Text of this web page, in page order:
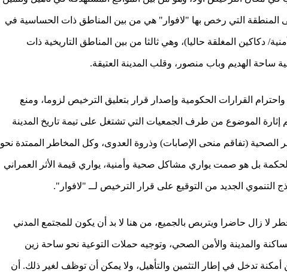
بد من الإشارة ثانيا إلى المنطقة التي رخص بها "لافوار" هي من بين المناطق ذات الحساسية في
دكاكين المغلقة حاليا)، وهي ثالثا من بين المناطق التاريخية ذات
ساحة الهديم وباب منصور، وقلب المدينة العتيقة.
القرارات الحكومية وإصدار قرار بتعليق الترخيص لزوما، ومنع
إثارة الموضوع من طرف الجمعيات التي تشتغل على تيمة تاريخ المدينة
الصحية (تفاقم منحى الإصابات) وذروة العدوى، وكل المخاطر الممتدة نحو
بل هو صمت يواري مشاكل صحية وأمنية، يواري قيمة الأثر العمراني
التنموي الجديد من التوقيع على قرار الترخيص لــ "لافوار".
زال حاضرا ويتربص بالجميع، من هنا لا بد أن يكون للمجتمع المدني
والمدينة والأمن الصحي، وتوجيه حملات التوعية نحو ساحة زين
أمكنة تدخل في إطار التثمين والتأهيل، ولا يمكن أن توظف لغير ذلك. أن